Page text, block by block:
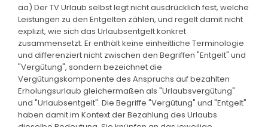
aa) Der TV Urlaub selbst legt nicht ausdrücklich fest, welche
Leistungen zu den Entgelten zählen, und regelt damit nicht
explizit, wie sich das Urlaubsentgelt konkret
zusammensetzt. Er enthält keine einheitliche Terminologie
und differenziert nicht zwischen den Begriffen "Entgelt" und
"Vergütung", sondern bezeichnet die
Vergütungskomponente des Anspruchs auf bezahlten
Erholungsurlaub gleichermaßen als "Urlaubsvergütung"
und "Urlaubsentgelt". Die Begriffe "Vergütung" und "Entgelt"
haben damit im Kontext der Bezahlung des Urlaubs